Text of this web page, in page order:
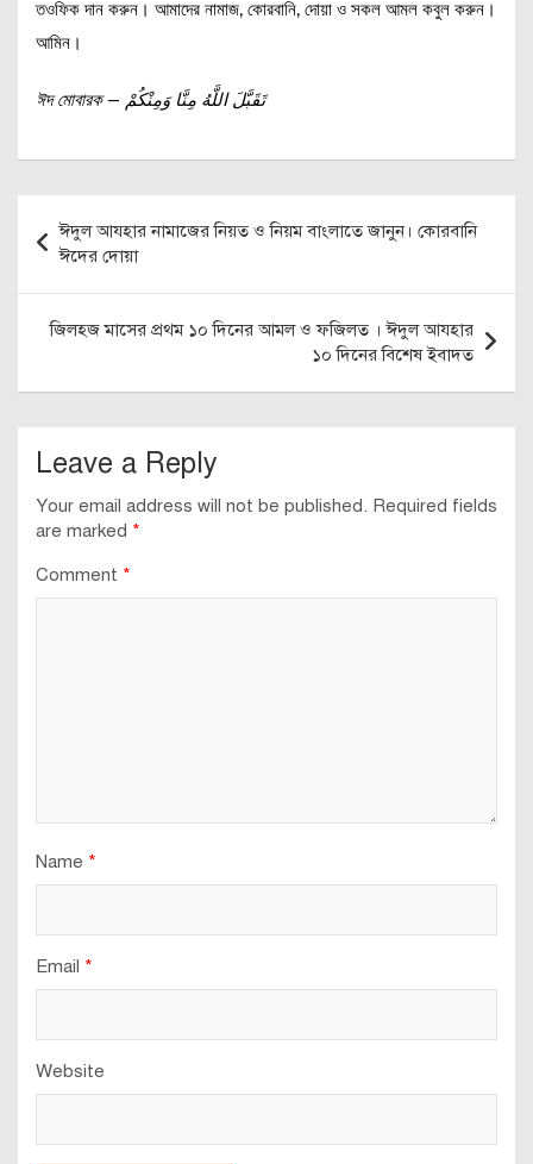
তওফিক দান করুন। আমাদের নামাজ, কোরবানি, দোয়া ও সকল আমল কবুল করুন।
আমিন।
ঈদ মোবারক — تَقَبَّلَ اللَّهُ مِنَّا وَمِنْكُمْ
Post
navigation
ঈদুল আযহার নামাজের নিয়ত ও নিয়ম বাংলাতে জানুন। কোরবানি
ঈদের দোয়া
জিলহজ মাসের প্রথম ১০ দিনের আমল ও ফজিলত । ঈদুল আযহার
১০ দিনের বিশেষ ইবাদত
Leave a Reply
Your email address will not be published. Required fields
are marked *
Comment *
Name *
Email *
Website